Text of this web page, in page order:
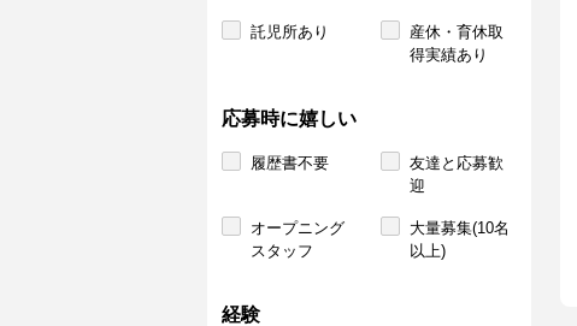
託児所あり
産休・育休取
得実績あり
応募時に嬉しい
履歴書不要
友達と応募歓
迎
オープニング
スタッフ
大量募集(10名
以上)
経験